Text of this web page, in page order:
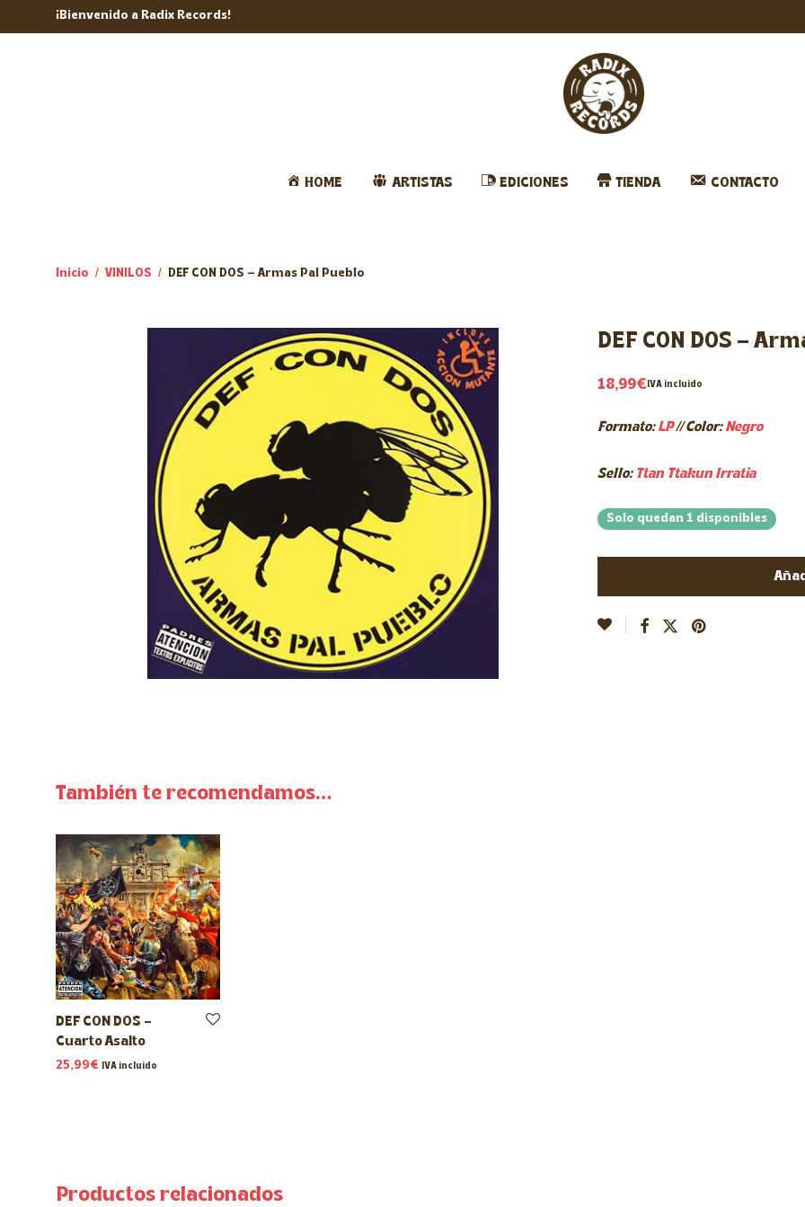
¡Bienvenido a Radix Records!
HOME ARTISTAS EDICIONES TIENDA CONTACTO
Inicio / VINILOS / DEF CON DOS – Armas Pal Pueblo
DEF CON DOS –
18,99€IVA incluido
Formato:LP// Color:Negro
Sello: Ttan Ttakun Irratia
Solo quedan 1 disponibles
También te recomendamos…
DEF CON DOS –
Cuarto Asalto
25,99€ IVA incluido
Productos relacionados